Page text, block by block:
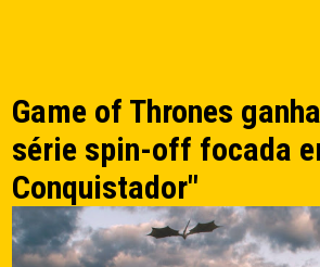
Game of Thrones
série spin-off focada
Conquistador"